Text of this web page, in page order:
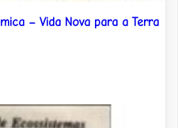
– Vida Nova para a Terra